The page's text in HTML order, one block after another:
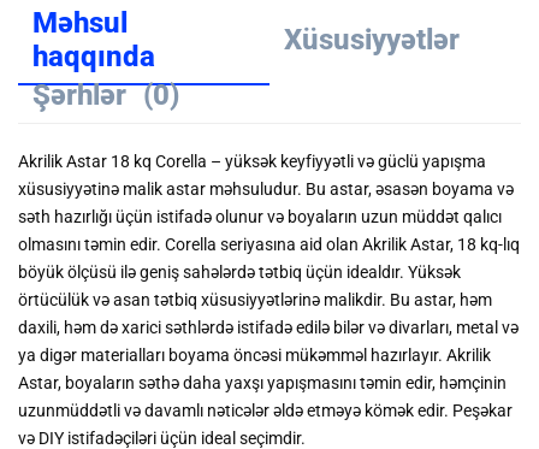
Məhsul
haqqında
Xüsusiyyətlər
Şərhlər (0)
Akrilik Astar 18 kq Corella – yüksək keyfiyyətli və güclü yapışma
xüsusiyyətinə malik astar məhsuludur. Bu astar, əsasən boyama və
səth hazırlığı üçün istifadə olunur və boyaların uzun müddət qalıcı
olmasını təmin edir. Corella seriyasına aid olan Akrilik Astar, 18 kq-lıq
böyük ölçüsü ilə geniş sahələrdə tətbiq üçün idealdır. Yüksək
örtücülük və asan tətbiq xüsusiyyətlərinə malikdir. Bu astar, həm
daxili, həm də xarici səthlərdə istifadə edilə bilər və divarları, metal və
ya digər materialları boyama öncəsi mükəmməl hazırlayır. Akrilik
Astar, boyaların səthə daha yaxşı yapışmasını təmin edir, həmçinin
uzunmüddətli və davamlı nəticələr əldə etməyə kömək edir. Peşəkar
və DIY istifadəçiləri üçün ideal seçimdir.